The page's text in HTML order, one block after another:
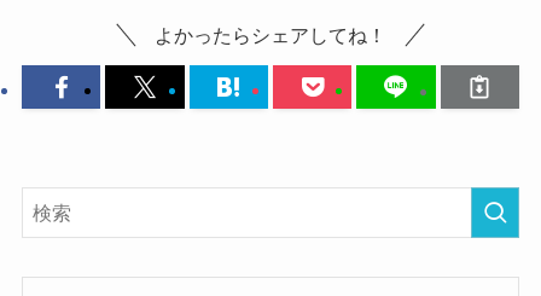
よかったらシェアしてね！